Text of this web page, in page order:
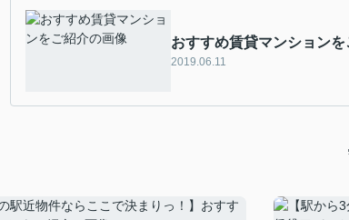
おすすめ賃貸マンションを
2019.06.11